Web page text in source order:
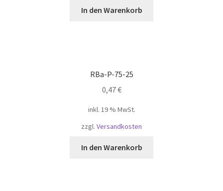
In den Warenkorb
RBa-P-75-25
0,47€
inkl. 19 % MwSt.
zzgl. Versandkosten
In den Warenkorb